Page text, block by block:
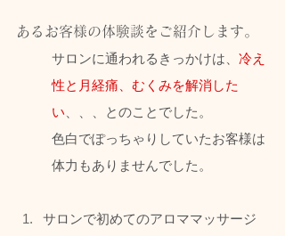
あるお客様の体験談をご紹介します。
サロンに通われるきっかけは、 冷え
性と月経痛、むくみを解消した
い 、、、とのことでした。
色白でぽっちゃりしていたお客様は
体力もありませんでした。
サロンで初めてのアロママッサージ